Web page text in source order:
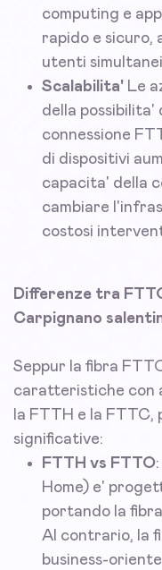
computing e
rapido e sicuro,
utenti
Scalabilita' Le
della possibilita'
connessione
di dispositivi
capacita' della
cambiare
costosi
Differenze tra
Carpignano
Seppur la fibra
caratteristiche con
la FTTH e la
significative:
FTTH vs FTTO
Home) e'
portando la
Al contrario, la
business-